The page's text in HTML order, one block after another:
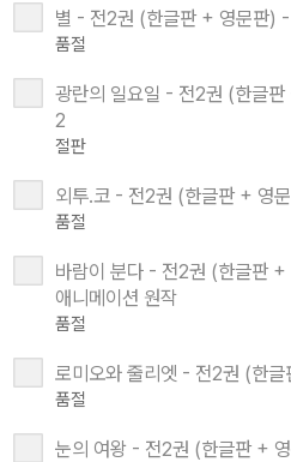
별 - 전2권 (한글판 + 영문판) -
품절
광란의 일요일 - 전2권 (한글
2
절판
외투.코 - 전2권 (한글판 + 영
품절
바람이 분다 - 전2권 (한글판
애니메이션 원작
품절
로미오와 줄리엣 - 전2권 (한
품절
눈의 여왕 - 전2권 (한글판 +